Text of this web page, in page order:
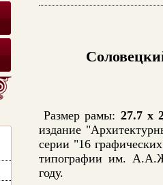
Размер рамы: 27.7 x
издание
серии "16
типографии им.
году.